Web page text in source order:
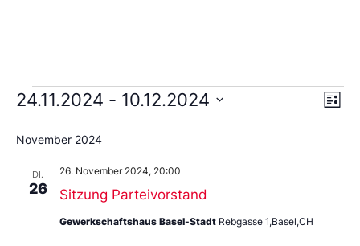
Liste
24.11.2024 - 10.12.2024
Sie
das
aus.
November 2024
DI.
26 Sitzung Parteivorstand
26. November 2024, 20:00
Gewerkschaftshaus Basel-Stadt Rebgasse 1,Basel,CH